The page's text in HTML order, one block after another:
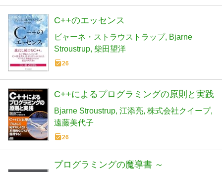
C++のエッセンス
ビャーネ・ストラウストラップ Bjarne
Stroustrup 柴田望洋
26
C++によるプログラミングの原則と実践
Bjarne Stroustrup 江添亮 株式会社クイープ
遠藤美代子
26
プログラミングの魔導書 ～